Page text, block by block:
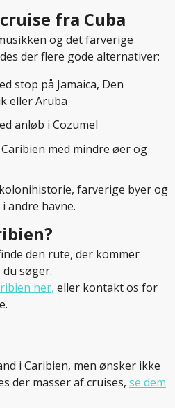
fra Cuba
og det farverige
der flere gode alternativer:
stop på Jamaica, Den
eller Aruba
anløb i Cozumel
med mindre øer og
farverige byer og
andre havne.
den rute, der kommer
søger.
her, eller kontakt os for
i Caribien, men ønsker ikke
der masser af cruises, se dem